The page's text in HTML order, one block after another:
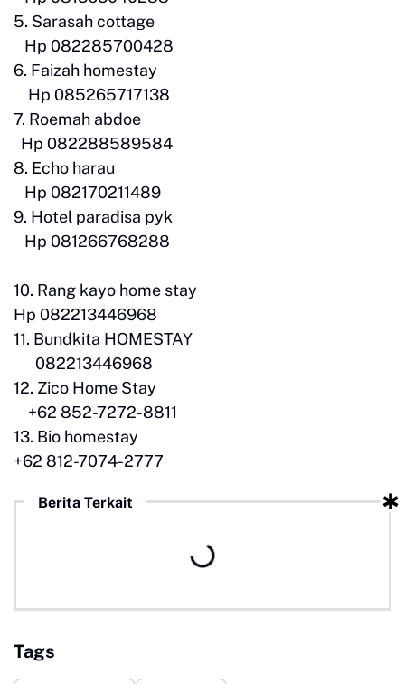
5. Sarasah cottage
Hp 082285700428
6. Faizah homestay
Hp 085265717138
7. Roemah abdoe
Hp 082288589584
8. Echo harau
Hp 082170211489
9. Hotel paradisa pyk
Hp 081266768288
10. Rang kayo home stay
Hp 082213446968
11. Bundkita HOMESTAY
082213446968
12. Zico Home Stay
+62 852-7272-8811
13. Bio homestay
+62 812-7074-2777
Berita Terkait
Tags